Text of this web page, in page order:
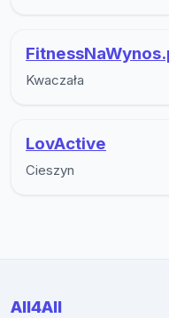
Kwaczała
LovActive
Cieszyn
All4All